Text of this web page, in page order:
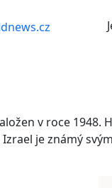
v roce
je známý